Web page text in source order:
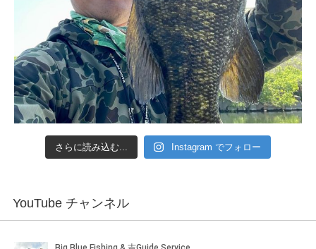
さらに読み込む... Instagram でフォロー
YouTube チャンネル